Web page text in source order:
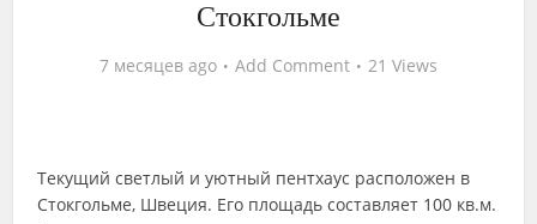
Стокгольме
7 месяцев ago Add Comment 21 Views
Текущий светлый и уютный пентхаус расположен в
Стокгольме, Швеция. Его площадь составляет 100 кв.м.